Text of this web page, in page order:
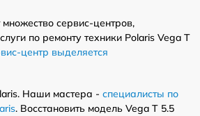
сервис-центров,
по ремонту техники Polaris Vega T
центр выделяется
Наши мастера - специалисты по
. Восстановить модель Vega T 5.5